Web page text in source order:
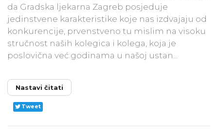
da Gradska ljekarna Zagreb posjeduje
jedinstvene karakteristike koje nas izdvajaju od
konkurencije, prvenstveno tu mislim na visoku
stručnost naših kolegica i kolega, koja je
poslovična već godinama u našoj ustan...
Nastavi čitati
Tweet